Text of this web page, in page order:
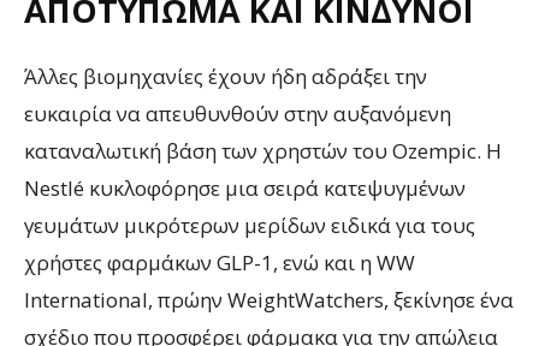
ΑΠΟΤΎΠΩΜΑ ΚΑΙ ΚΊΝΔΥΝΟΙ
Άλλες βιομηχανίες έχουν ήδη αδράξει την
ευκαιρία να απευθυνθούν στην αυξανόμενη
καταναλωτική βάση των χρηστών του Ozempic. Η
Nestlé κυκλοφόρησε μια σειρά κατεψυγμένων
γευμάτων μικρότερων μερίδων ειδικά για τους
χρήστες φαρμάκων GLP-1, ενώ και η WW
International, πρώην WeightWatchers, ξεκίνησε ένα
σχέδιο που προσφέρει φάρμακα για την απώλεια